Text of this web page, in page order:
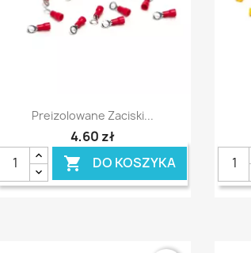
Szybki podgląd
Preizolowane Zaciski...
4,60 zł
 DO KOSZYKA